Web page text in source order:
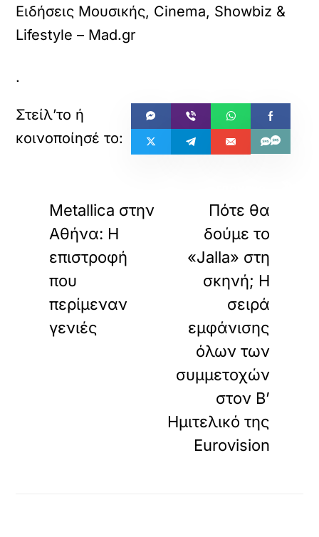
Ειδήσεις Μουσικής, Cinema, Showbiz &
Lifestyle – Mad.gr
.
Metallica στην
Αθήνα: Η
επιστροφή
που
περίμεναν
γενιές
Πότε θα
δούμε το
«Jalla» στη
σκηνή; Η
σειρά
εμφάνισης
όλων των
συμμετοχών
στον Β’
Ημιτελικό της
Eurovision